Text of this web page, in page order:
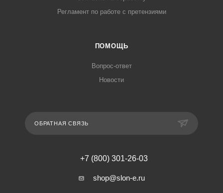
Регламент по работе с претензиями
ПОМОЩЬ
Вопрос-ответ
Новости
ОБРАТНАЯ СВЯЗЬ
+7 (800) 301-26-03
shop@slon-e.ru